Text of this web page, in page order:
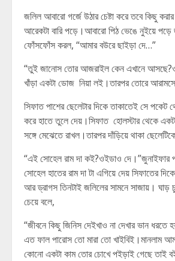
জলিল আবারো গর্জে উঠার চেষ্টা করে তবে কিছু
আরেকটা বারি পড়ে।আবারো পিঠ ভেঙে নুইয়ে
ফোঁসফোঁস করল, “আমার বউরে ছাইড়া দে…”
“তুই জানোস তোর আজরাইল কেন এখানে
খাঁড়া একটা ডোজ নিয়া লই।তারপর তোরে
সিফাত পাশের ছেলেটার দিকে তাকাতেই সে পকেট
করে হাতে তুলে দেয়।সিফাত হোলস্টার থেকে
সঙ্গে মেঝেতে রাখল।তারপর দাঁড়িয়ে থাকা
“এই সোহেল রাম দা কই?ওইডাও দে।”জুনাইফার
সোহেল হাতের রাম দা টা এগিয়ে দেয় সিফাতের
আর ড্রাগস তিনটাই জলিলের সামনে সাজায়।
চেয়ে বলে,
“জীবনে কিছু জিনিস দেইখাও না দেখার ভান
এত ফাল পারোস তো মারা তো খাইবিই।মানলাম
কোনো একটা কাম তোর চোখে পইড়াই গেছে তাই